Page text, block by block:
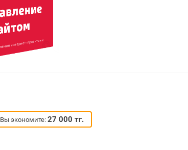
Вы экономите: 27 000 тг.